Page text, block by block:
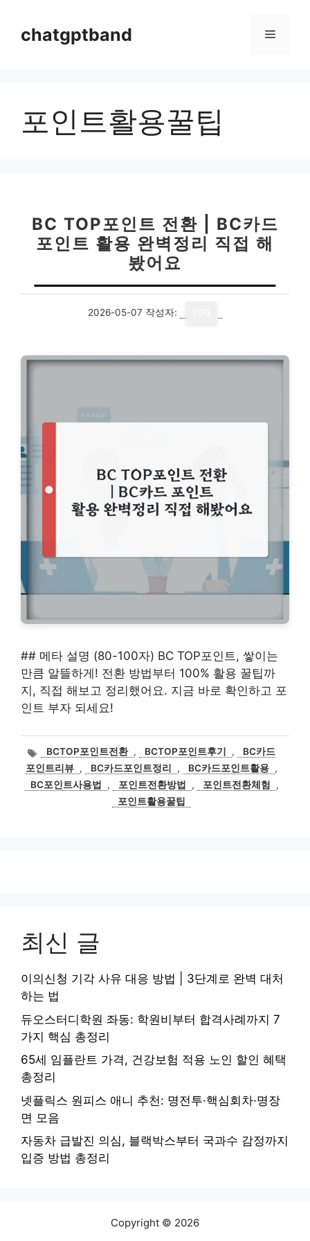
chatgptband 메
포인트활용꿀팁
BC TOP포인트 전환 | BC카드
포인트 활용 완벽정리 직접 해
봤어요
2026-05-07 작성자:
## 메타 설명 (80-100자) BC TOP포인트, 쌓이는
만큼 알뜰하게! 전환 방법부터 100% 활용 꿀팁까
지, 직접 해보고 정리했어요. 지금 바로 확인하고 포
인트 부자 되세요!
태
그
BCTOP포인트전환 , BCTOP포인트후기 ,
BC카드
포인트리뷰 , BC카드포인트정리 , BC카드포인트활용 ,
BC포인트사용법
, 포인트전환방법 , 포인트전환체험
,
포인트활용꿀팁
최신 글
이의신청 기각 사유 대응 방법 | 3단계로 완벽 대처
하는 법
듀오스터디학원 좌동: 학원비부터 합격사례까지 7
가지 핵심 총정리
65세 임플란트 가격, 건강보험 적용 노인 할인 혜택
총정리
넷플릭스 원피스 애니 추천: 명전투·핵심회차·명장
면 모음
자동차 급발진 의심, 블랙박스부터 국과수 감정까지
입증 방법 총정리
Copyright © 2026